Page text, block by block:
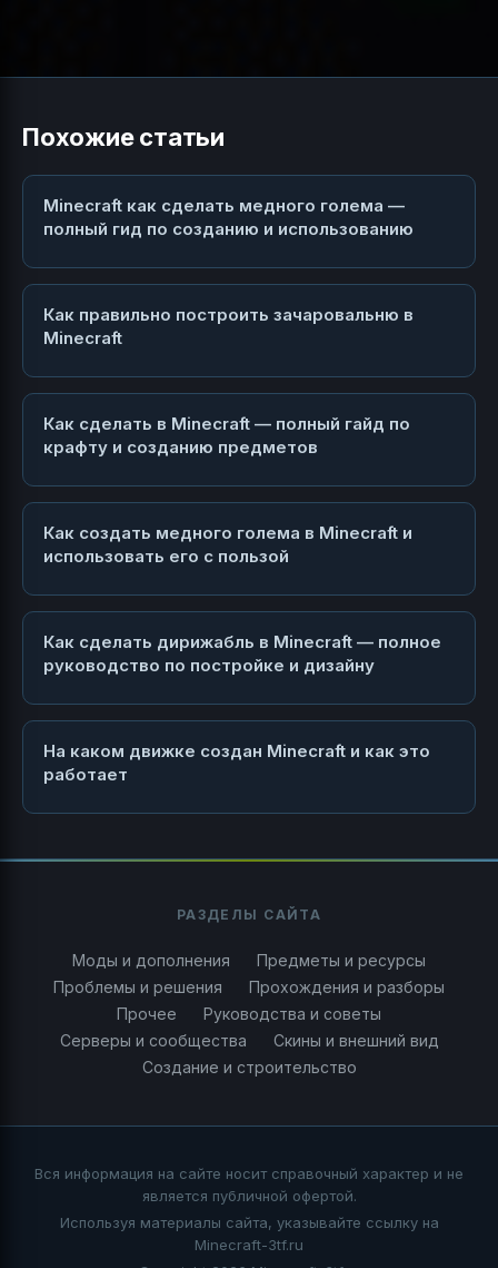
Похожие статьи
Minecraft как сделать медного голема —
полный гид по созданию и использованию
Как правильно построить зачаровальню в
Minecraft
Как сделать в Minecraft — полный гайд по
крафту и созданию предметов
Как создать медного голема в Minecraft и
использовать его с пользой
Как сделать дирижабль в Minecraft — полное
руководство по постройке и дизайну
На каком движке создан Minecraft и как это
работает
РАЗДЕЛЫ САЙТА
Моды и дополнения
Предметы и ресурсы
Проблемы и решения
Прохождения и разборы
Прочее
Руководства и советы
Серверы и сообщества
Скины и внешний вид
Создание и строительство
Вся информация на сайте носит справочный характер и не
является публичной офертой.
Используя материалы сайта, указывайте ссылку на
Minecraft-3tf.ru